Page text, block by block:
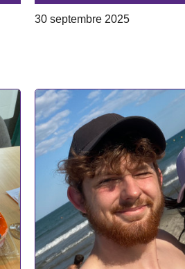
30 septembre 2025